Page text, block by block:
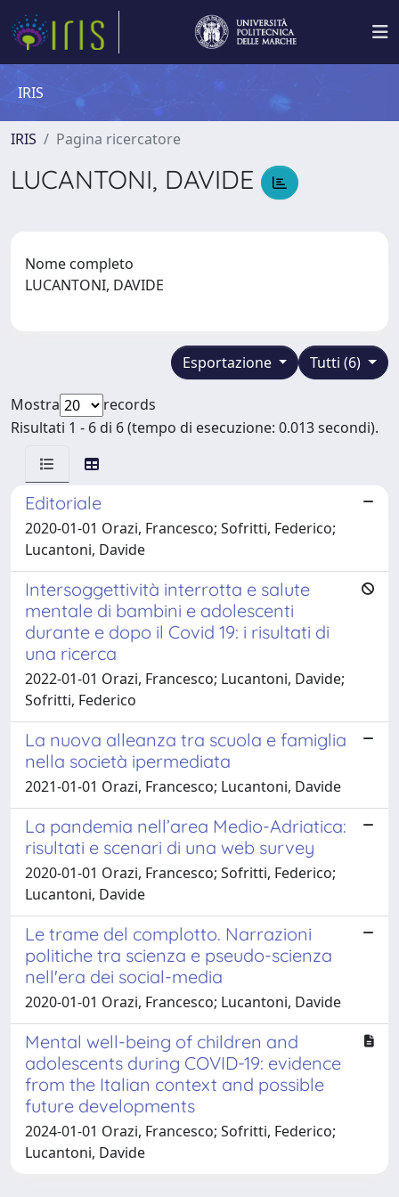
IRIS
IRIS Pagina ricercatore
LUCANTONI, DAVIDE
Nome completo
LUCANTONI, DAVIDE
Tutti (6)
Esportazione
Mostra
records
Risultati 1 - 6 di 6 (tempo di esecuzione: 0.013 secondi).
Editoriale
2020-01-01 Orazi, Francesco; Sofritti, Federico;
Lucantoni, Davide
Intersoggettività interrotta e salute
mentale di bambini e adolescenti
durante e dopo il Covid 19: i risultati di
una ricerca
2022-01-01 Orazi, Francesco; Lucantoni, Davide;
Sofritti, Federico
La nuova alleanza tra scuola e famiglia
nella società ipermediata
2021-01-01 Orazi, Francesco; Lucantoni, Davide
La pandemia nell’area Medio-Adriatica:
risultati e scenari di una web survey
2020-01-01 Orazi, Francesco; Sofritti, Federico;
Lucantoni, Davide
Le trame del complotto. Narrazioni
politiche tra scienza e pseudo-scienza
nell'era dei social-media
2020-01-01 Orazi, Francesco; Lucantoni, Davide
Mental well-being of children and
adolescents during COVID-19: evidence
from the Italian context and possible
future developments
2024-01-01 Orazi, Francesco; Sofritti, Federico;
Lucantoni, Davide